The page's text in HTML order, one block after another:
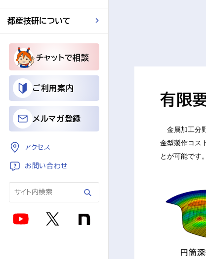
都産技研について
チャットで相談
ご利用案内
メルマガ登録
アクセス
お問い合わせ
有限
金属加工分
金型製作コス
とが可能です